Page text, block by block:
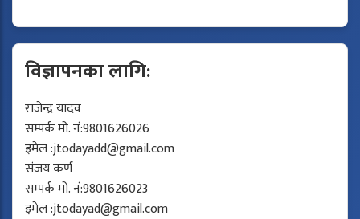
विज्ञापनका लागि:
राजेन्द्र यादव
सम्पर्क मो. नं:9801626026
इमेल :jtodayadd@gmail.com
संजय कर्ण
सम्पर्क मो. नं:9801626023
इमेल :jtodayad@gmail.com